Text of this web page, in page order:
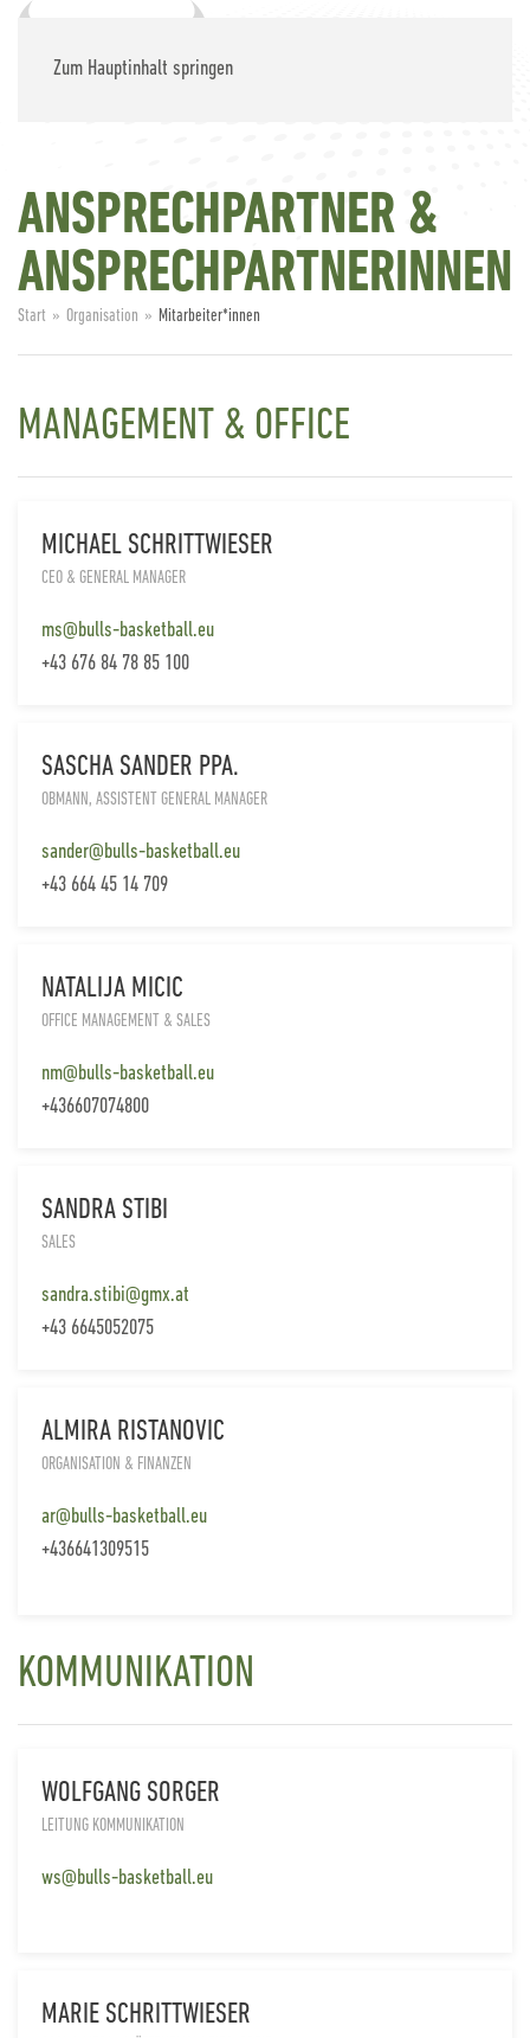
Zum Hauptinhalt springen
ANSPRECHPARTNER &
ANSPRECHPARTNERINNEN
Start Organisation Mitarbeiter*innen
MANAGEMENT & OFFICE
MICHAEL SCHRITTWIESER
CEO & GENERAL MANAGER
ms@bulls-basketball.eu
+43 676 84 78 85 100
SASCHA SANDER PPA.
OBMANN, ASSISTENT GENERAL MANAGER
sander@bulls-basketball.eu
+43 664 45 14 709
NATALIJA MICIC
OFFICE MANAGEMENT & SALES
nm@bulls-basketball.eu
+436607074800
SANDRA STIBI
SALES
sandra.stibi@gmx.at
+43 6645052075
ALMIRA RISTANOVIC
ORGANISATION & FINANZEN
ar@bulls-basketball.eu
+436641309515
KOMMUNIKATION
WOLFGANG SORGER
LEITUNG KOMMUNIKATION
ws@bulls-basketball.eu
MARIE SCHRITTWIESER